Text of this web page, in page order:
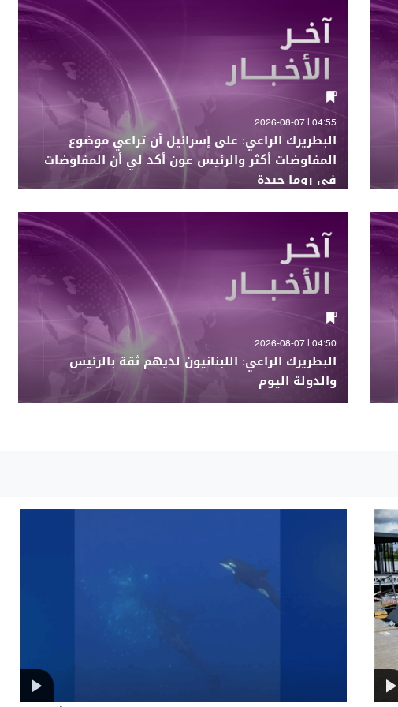
04:55 | 2026-08-07
البطريرك الراعي: على إسرائيل أن تراعي موضوع
المفاوضات أكثر والرئيس عون أكد لي أن المفاوضات
في روما جيدة
04:50 | 2026-08-07
البطريرك الراعي: اللبنانيون لديهم ثقة بالرئيس
والدولة اليوم